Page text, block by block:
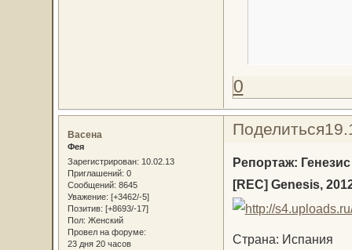
0
Поделиться
Васена
Фея
Зарегистрирован: 10.02.13
Приглашений: 0
Сообщений: 8645
Уважение: [+3462/-5]
Позитив: [+8693/-17]
Пол: Женский
Провел на форуме:
23 дня 20 часов
Репортаж:
[REC] Genesis,
Страна: Испания